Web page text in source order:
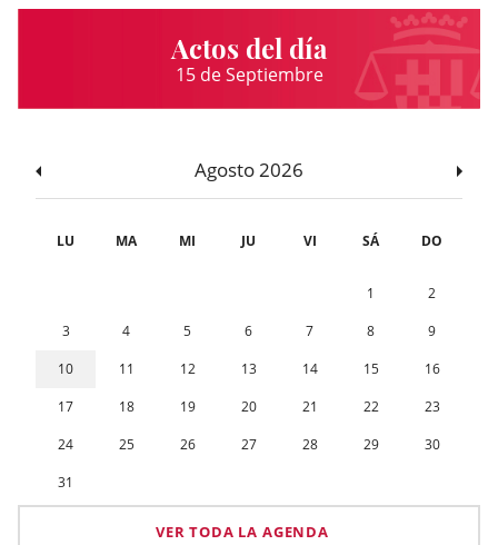
Actos del día
15 de Septiembre
Agosto 2026
LU MA MI JU VI SÁ DO
1
2
3
4 5 6 7 8
9
10
11 12 13 14 15
16
17
18 19 20 21 22
23
24
25 26 27 28 29
30
31
VER TODA LA AGENDA